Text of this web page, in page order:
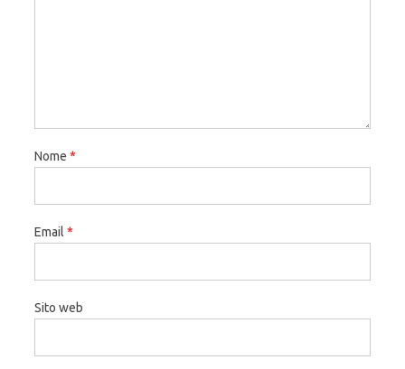
Nome *
Email *
Sito web